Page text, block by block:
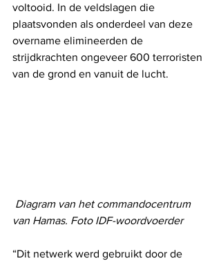
voltooid. In de veldslagen die
plaatsvonden als onderdeel van deze
overname elimineerden de
strijdkrachten ongeveer 600 terroristen
van de grond en vanuit de lucht.
van Hamas. Foto IDF-woordvoerder
“Dit netwerk werd gebruikt door de